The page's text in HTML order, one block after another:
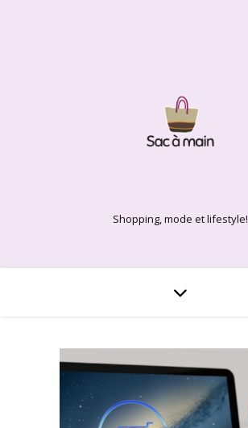
Shopping, mode et lifestyle!